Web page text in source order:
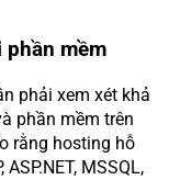
mềm
phải xem xét khả
phần mềm trên
rằng hosting hỗ
MSSQL,